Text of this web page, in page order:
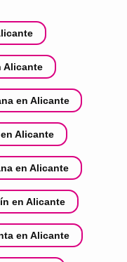
Alicante
en Alicante
Alicante
en Alicante
en Alicante
en Alicante